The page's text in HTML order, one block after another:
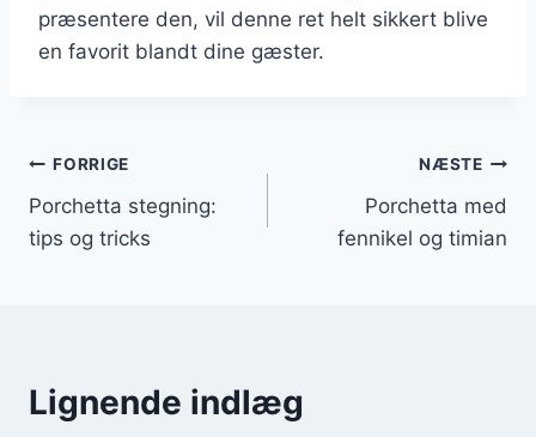
præsentere den, vil denne ret helt sikkert blive
en favorit blandt dine gæster.
Indlægsnavigation
FORRIGE
Porchetta stegning:
tips og tricks
NÆSTE
Porchetta med
fennikel og timian
Lignende indlæg